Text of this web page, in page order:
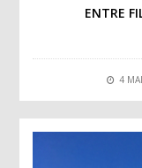
ENTRE
4